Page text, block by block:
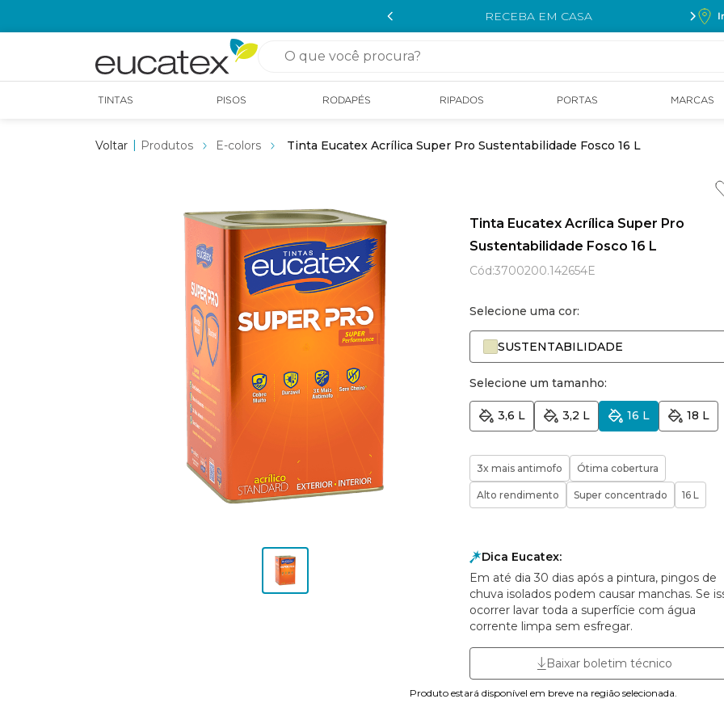
RECEBA EM CASA
O que você procura?
TINTAS PISOS RODAPÉS RIPADOS PORTAS MARCAS
Produtos E-colors Tinta Eucatex Acrílica Super Pro Sustentabilidade Fosco 16 L
Tinta Eucatex Acrílica Super Pro
Sustentabilidade Fosco 16 L
Cód:3700200.142654E
Selecione uma cor:
SUSTENTABILIDADE
Selecione um tamanho:
3,6 L 3,2 L 16 L 18 L
3x mais antimofo Ótima cobertura
Alto rendimento Super concentrado 16 L
Dica Eucatex:
Em até dia 30 dias após a pintura, pingos de
chuva isolados podem causar manchas. Se
ocorrer lavar toda a superfície com água
corrente limpa sem esfregar.
Baixar boletim técnico
Produto estará disponível em breve na região selecionada.